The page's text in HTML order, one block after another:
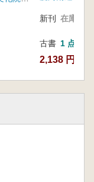
新刊 在庫なし
古書 1 点
2,138 円